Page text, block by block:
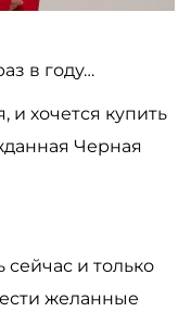
в году…
и хочется купить
Черная
сейчас и только
желанные